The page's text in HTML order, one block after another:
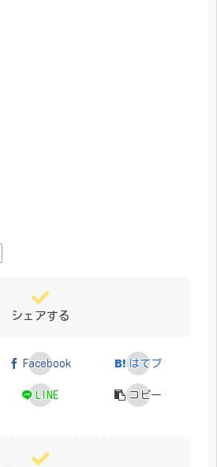
シェアする
Facebook はてブ
LINE コピー